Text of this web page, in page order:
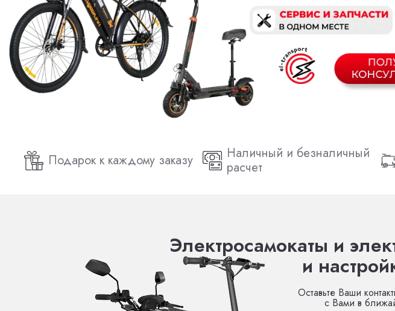
Подарок к каждому заказу
Наличный и безналичный
расчет
Электросамокаты и
и
Оставьте Ваши
с Вами в